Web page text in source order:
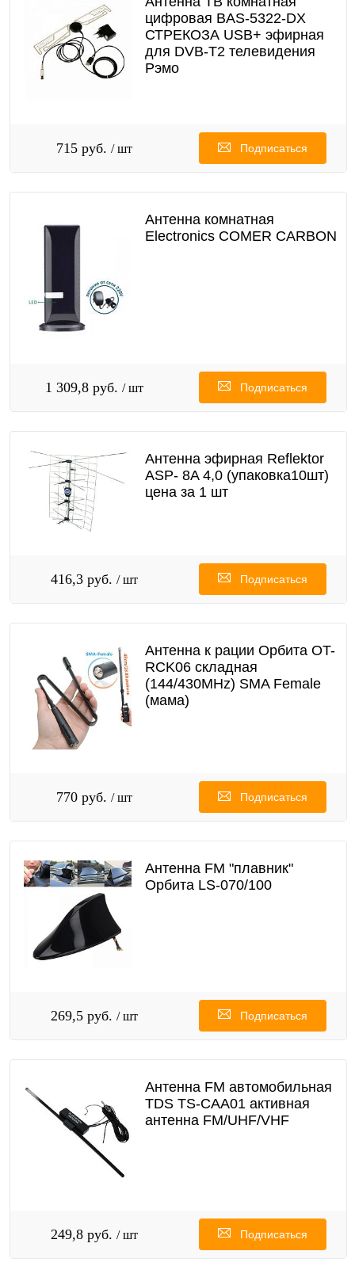
цифровая BAS-5322-DX
СТРЕКОЗА USB+ эфирная
для DVB-T2 телевидения
Рэмо
715 руб. / шт Подписаться
Антенна комнатная
Electronics COMER CARBON
1 309,8 руб. / шт Подписаться
Антенна эфирная Reflektor
ASP- 8A 4,0 (упаковка10шт)
цена за 1 шт
416,3 руб. / шт Подписаться
Антенна к рации Орбита OT-
RCK06 складная
(144/430MHz) SMA Female
(мама)
770 руб. / шт Подписаться
Антенна FM "плавник"
Орбита LS-070/100
269,5 руб. / шт Подписаться
Антенна FM автомобильная
TDS TS-CAA01 активная
антенна FM/UHF/VHF
249,8 руб. / шт Подписаться